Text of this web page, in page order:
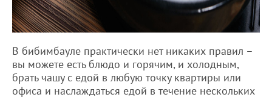
В бибимбауле практически нет никаких правил –
вы можете есть блюдо и горячим, и холодным,
брать чашу с едой в любую точку квартиры или
офиса и наслаждаться едой в течение нескольких